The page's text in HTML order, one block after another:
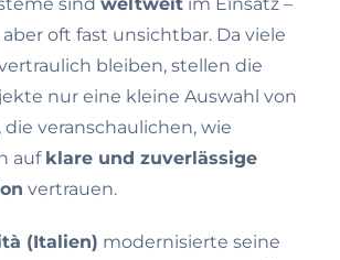
oft fast unsichtbar. Da viele
bleiben, stellen die
nur eine kleine Auswahl von
die veranschaulichen, wie
auf klare und zuverlässige
vertrauen.
(Italien) modernisierte seine